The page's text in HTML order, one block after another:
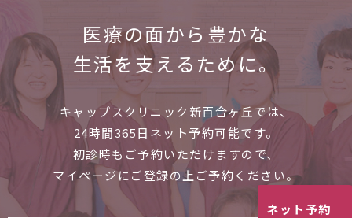
ネット予約
医療の面から 豊かな
生活を支えるために。
キャップスクリニック新百合ヶ丘では、
24時間365日ネット予約可能です。
初診時もご予約いただけますので、
マイページにご登録の上ご予約ください。